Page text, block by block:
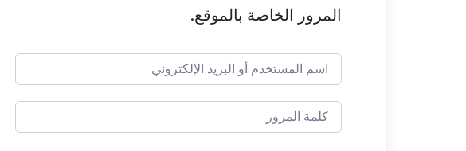
المرور الخاصة بالموقع.